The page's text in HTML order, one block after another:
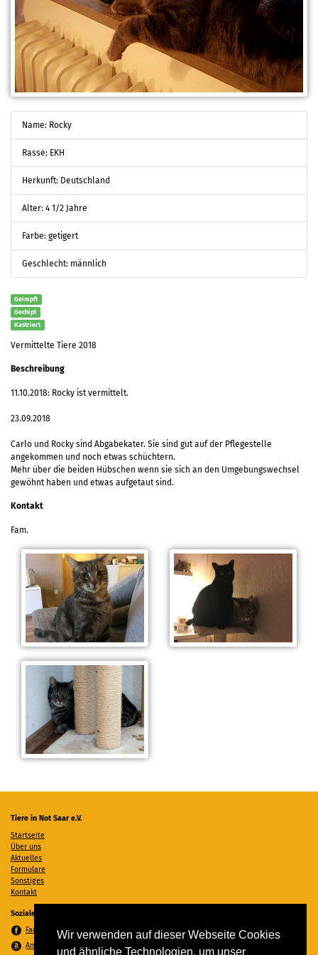
Wir verwenden auf dieser Webseite Cookies
und ähnliche Technologien, um unser
Name: Rocky
Rasse: EKH
Herkunft: Deutschland
Alter: 4 1/2 Jahre
Farbe: getigert
Geschlecht: männlich
Geimpft
Gechipt
Kastriert
Vermittelte Tiere 2018
Beschreibung
11.10.2018: Rocky ist vermittelt.
23.09.2018
Carlo und Rocky sind Abgabekater. Sie sind gut auf der Pflegestelle
angekommen und noch etwas schüchtern.
Mehr über die beiden Hübschen wenn sie sich an den Umgebungswechsel
gewöhnt haben und etwas aufgetaut sind.
Kontakt
Fam.
Tiere in Not Saar e.V.
Startseite
Über uns
Aktuelles
Formulare
Sonstiges
Kontakt
Soziale Medien
Facebook
Amazon Wunschzettel